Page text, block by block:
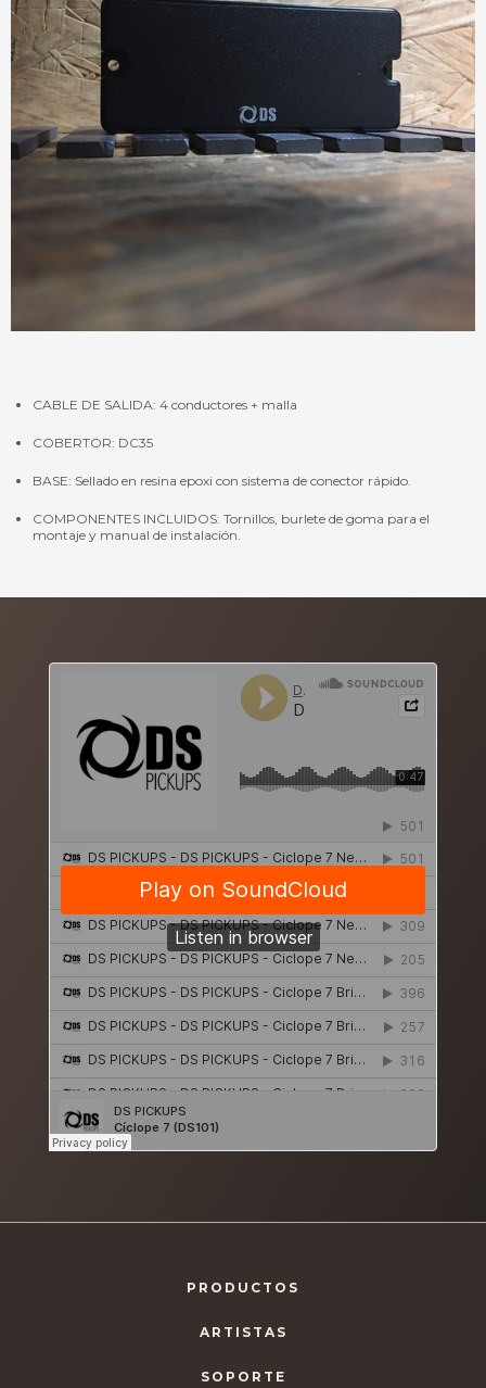
CABLE DE SALIDA: 4 conductores + malla
COBERTOR: DC35
BASE: Sellado en resina epoxi con sistema de conector rápido.
COMPONENTES INCLUIDOS: Tornillos, burlete de goma para el
montaje y manual de instalación.
PRODUCTOS
ARTISTAS
SOPORTE